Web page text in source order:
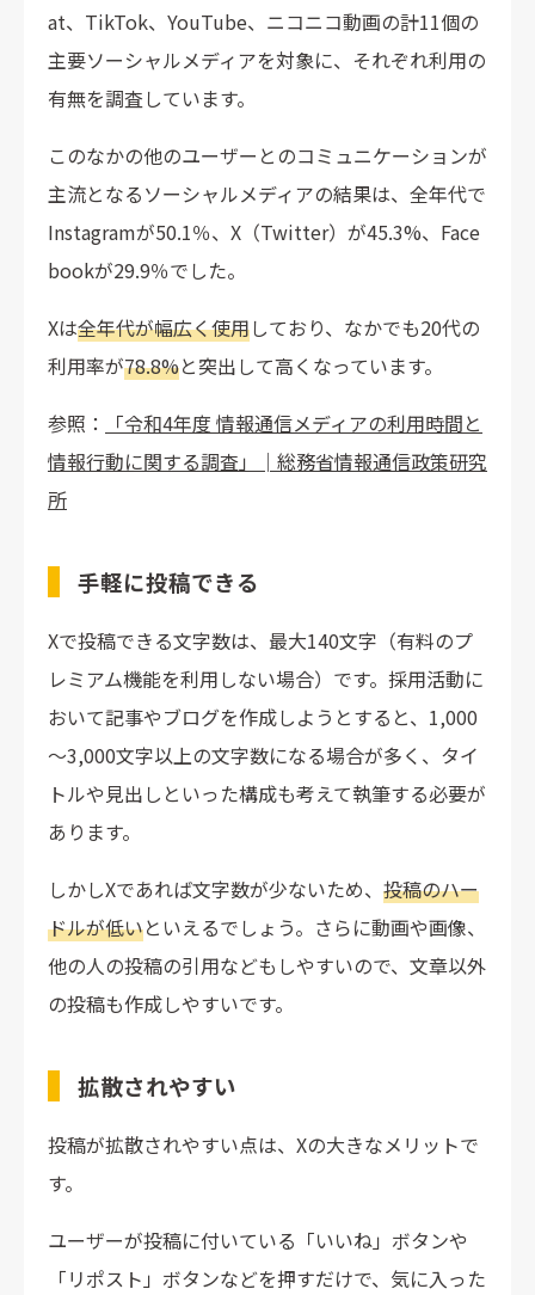
at、TikTok、YouTube、ニコニコ動画の計11個の
主要ソーシャルメディアを対象に、それぞれ利用の
有無を調査しています。
このなかの他のユーザーとのコミュニケーションが
主流となるソーシャルメディアの結果は、全年代で
Instagramが50.1％、X（Twitter）が45.3%、Face
bookが29.9％でした。
Xは全年代が幅広く使用しており、なかでも20代の
利用率が78.8%と突出して高くなっています。
参照：
「令和4年度 情報通信メディアの利用時間と
情報行動に関する調査」│総務省情報通信政策研究
所
手軽に投稿できる
Xで投稿できる文字数は、最大140文字（有料のプ
レミアム機能を利用しない場合）です。採用活動に
おいて記事やブログを作成しようとすると、1,000
～3,000文字以上の文字数になる場合が多く、タイ
トルや見出しといった構成も考えて執筆する必要が
あります。
しかしXであれば文字数が少ないため、 投稿のハー
ドルが低いといえるでしょう。さらに動画や画像、
他の人の投稿の引用などもしやすいので、文章以外
の投稿も作成しやすいです。
拡散されやすい
投稿が拡散されやすい点は、Xの大きなメリットで
す。
ユーザーが投稿に付いている「いいね」ボタンや
「リポスト」ボタンなどを押すだけで、気に入った